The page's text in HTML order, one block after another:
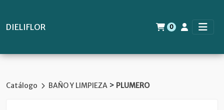
DIELIFLOR 0
Catálogo BAÑO Y LIMPIEZA > PLUMERO